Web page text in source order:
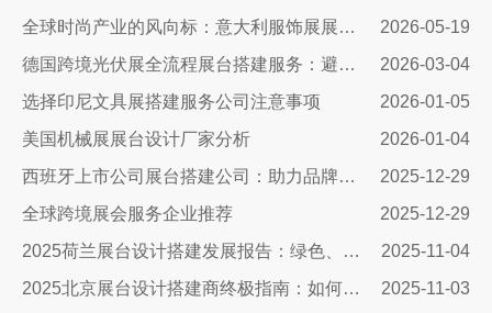
全球时尚产业的风向标：意大利服饰展展台设计公司
2026-05-19
德国跨境光伏展全流程展台搭建服务：避坑指南+落地实操，搞定合规与吸睛双核心
2026-03-04
选择印尼文具展搭建服务公司注意事项
2026-01-05
美国机械展展台设计厂家分析
2026-01-04
西班牙上市公司展台搭建公司：助力品牌腾飞的关键合作伙伴
2025-12-29
全球跨境展会服务企业推荐
2025-12-29
2025荷兰展台设计搭建发展报告：绿色、智能与沉浸式体验引领未来
2025-11-04
2025北京展台设计搭建商终极指南：如何避开三大陷阱让展会投入物超所值
2025-11-03